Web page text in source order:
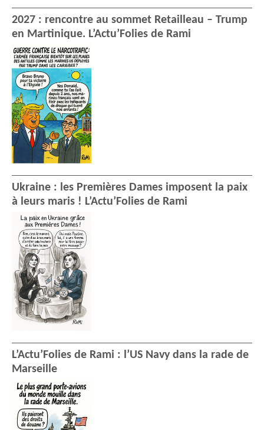
2027 : rencontre au sommet Retailleau – Trump
en Martinique. L’Actu’Folies de Rami
Ukraine : les Premières Dames imposent la paix
à leurs maris ! L’Actu’Folies de Rami
L’Actu’Folies de Rami : l’US Navy dans la rade de
Marseille